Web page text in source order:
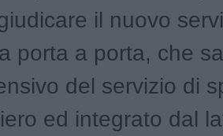
il nuovo
porta a porta, che
del servizio di
ed integrato dal